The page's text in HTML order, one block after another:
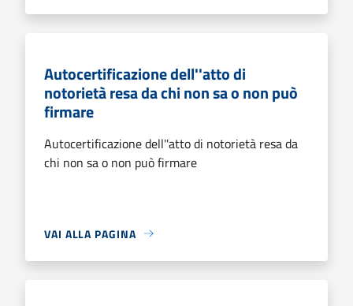
Autocertificazione dell''atto di
notorietà resa da chi non sa o non può
firmare
Autocertificazione dell''atto di notorietà resa da
chi non sa o non può firmare
VAI ALLA PAGINA